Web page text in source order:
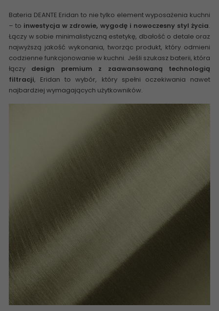
Bateria DEANTE Eridan to nie tylko element wyposażenia kuchni
– to inwestycja w zdrowie, wygodę i nowoczesny styl życia.
Łączy w sobie minimalistyczną estetykę, dbałość o detale oraz
najwyższą jakość wykonania, tworząc produkt, który odmieni
codzienne funkcjonowanie w kuchni. Jeśli szukasz baterii, która
łączy design premium z zaawansowaną technologią
filtracji, Eridan to wybór, który spełni oczekiwania nawet
najbardziej wymagających użytkowników.